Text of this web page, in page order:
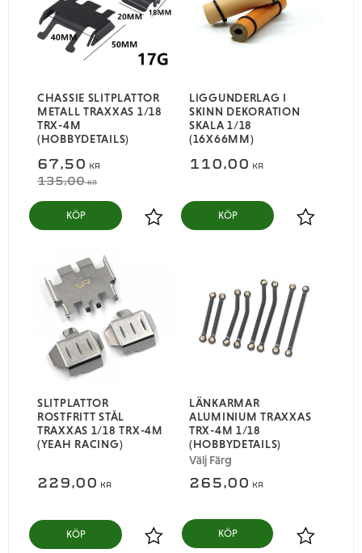
CHASSIE SLITPLATTOR
METALL TRAXXAS 1/18
TRX-4M
(HOBBYDETAILS)
67,50 KR
135,00KR
Lägg till i favoriter
KÖP
LIGGUNDERLAG I
SKINN DEKORATION
SKALA 1/18
(16X66MM)
110,00 KR
Lägg till i
KÖP
SLITPLATTOR
ROSTFRITT STÅL
TRAXXAS 1/18 TRX-4M
(YEAH RACING)
229,00 KR
Lägg till i favoriter
KÖP
LÄNKARMAR
ALUMINIUM TRAXXAS
TRX-4M 1/18
(HOBBYDETAILS)
Välj Färg
265,00 KR
Lägg till i